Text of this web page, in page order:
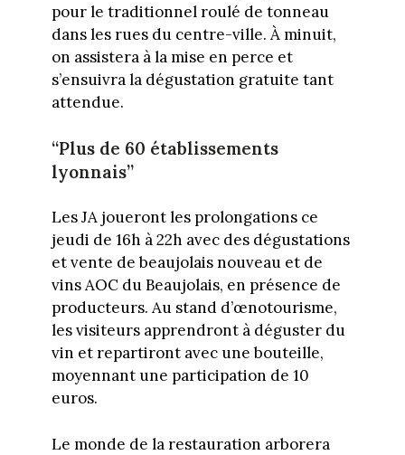
pour le traditionnel roulé de tonneau
dans les rues du centre-ville. À minuit,
on assistera à la mise en perce et
s’ensuivra la dégustation gratuite tant
attendue.
“Plus de 60 établissements
lyonnais”
Les JA joueront les prolongations ce
jeudi de 16h à 22h avec des dégustations
et vente de beaujolais nouveau et de
vins AOC du Beaujolais, en présence de
producteurs. Au stand d’œnotourisme,
les visiteurs apprendront à déguster du
vin et repartiront avec une bouteille,
moyennant une participation de 10
euros.
Le monde de la restauration arborera